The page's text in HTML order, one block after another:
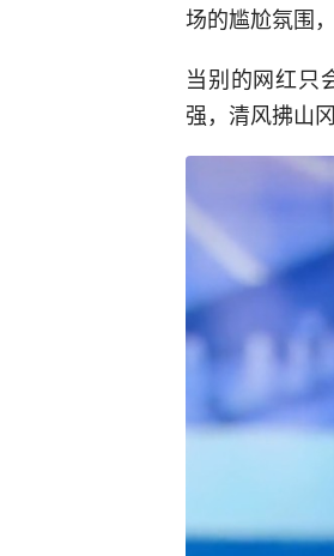
场的尴尬氛围
当别的网红只
强，清风拂山